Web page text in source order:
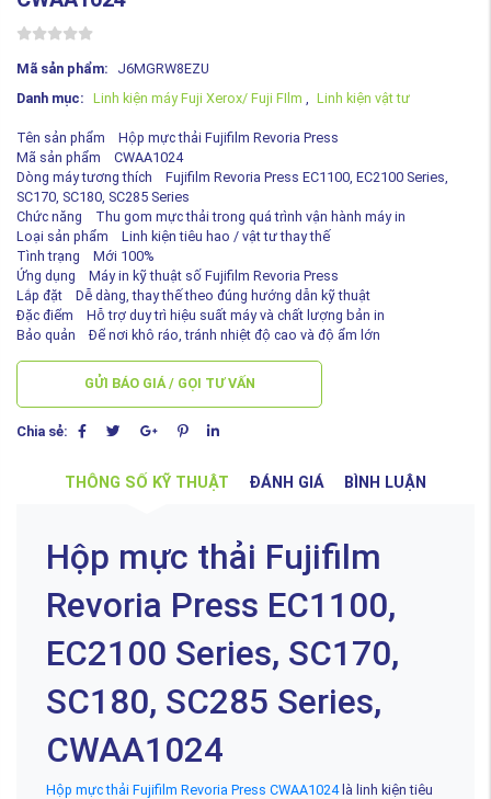
Mã sản phẩm:
J6MGRW8EZU
Danh mục: Linh kiện máy Fuji Xerox/ Fuji FIlm , Linh kiện vật tư
Tên sản phẩm Hộp mực thải Fujifilm Revoria Press
Mã sản phẩm CWAA1024
Dòng máy tương thích Fujifilm Revoria Press EC1100, EC2100 Series,
SC170, SC180, SC285 Series
Chức năng Thu gom mực thải trong quá trình vận hành máy in
Loại sản phẩm Linh kiện tiêu hao / vật tư thay thế
Tình trạng Mới 100%
Ứng dụng Máy in kỹ thuật số Fujifilm Revoria Press
Lắp đặt Dễ dàng, thay thế theo đúng hướng dẫn kỹ thuật
Đặc điểm Hỗ trợ duy trì hiệu suất máy và chất lượng bản in
Bảo quản Để nơi khô ráo, tránh nhiệt độ cao và độ ẩm lớn
GỬI BÁO GIÁ / GỌI TƯ VẤN
Chia sẻ:
THÔNG SỐ KỸ THUẬT ĐÁNH GIÁ BÌNH LUẬN
Hộp mực thải Fujifilm
Revoria Press EC1100,
EC2100 Series, SC170,
SC180, SC285 Series,
CWAA1024
Hộp mực thải Fujifilm Revoria Press CWAA1024là linh kiện tiêu